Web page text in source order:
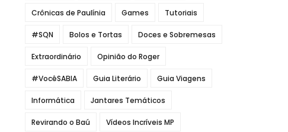
Crônicas de Paulínia Games Tutoriais
#SQN Bolos e Tortas Doces e Sobremesas
Extraordinário Opinião do Roger
#VocêSABIA Guia Literário Guia Viagens
Informática Jantares Temáticos
Revirando o Baú Vídeos Incríveis MP